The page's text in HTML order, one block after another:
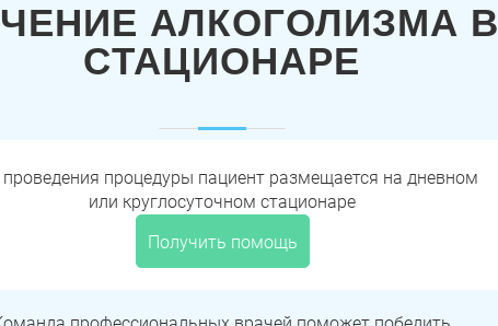
АЛКОГОЛИЗМА В
СТАЦИОНАРЕ
процедуры пациент размещается на дневном
или круглосуточном стационаре
Получить помощь